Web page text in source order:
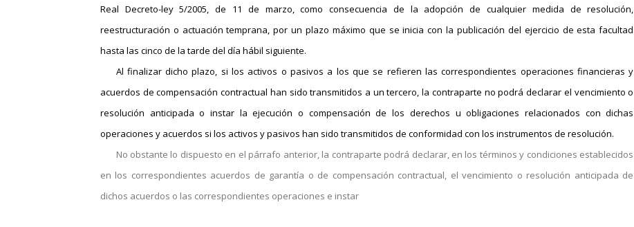
Real Decreto-ley 5/2005, de 11 de marzo, como consecuencia de la adopción de cualquier medida de resolución,
reestructuración o actuación temprana, por un plazo máximo que se inicia con la publicación del ejercicio de esta facultad
hasta las cinco de la tarde del día hábil siguiente.
Al finalizar dicho plazo, si los activos o pasivos a los que se refieren las correspondientes operaciones financieras y
acuerdos de compensación contractual han sido transmitidos a un tercero, la contraparte no podrá declarar el vencimiento o
resolución anticipada o instar la ejecución o compensación de los derechos u obligaciones relacionados con dichas
operaciones y acuerdos si los activos y pasivos han sido transmitidos de conformidad con los instrumentos de resolución.
No obstante lo dispuesto en el párrafo anterior, la contraparte podrá declarar, en los términos y condiciones establecidos
en los correspondientes acuerdos de garantía o de compensación contractual, el vencimiento o resolución anticipada de
dichos acuerdos o las correspondientes operaciones e instar